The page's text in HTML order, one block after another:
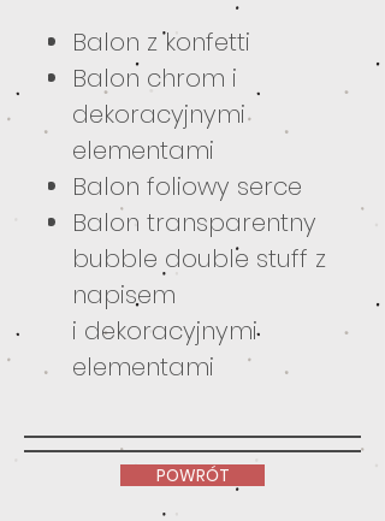
Balon z konfetti
Balon chrom i
dekoracyjnymi
elementami
Balon foliowy serce
Balon transparentny
bubble double stuff z
napisem
i dekoracyjnymi
elementami
POWRÓT